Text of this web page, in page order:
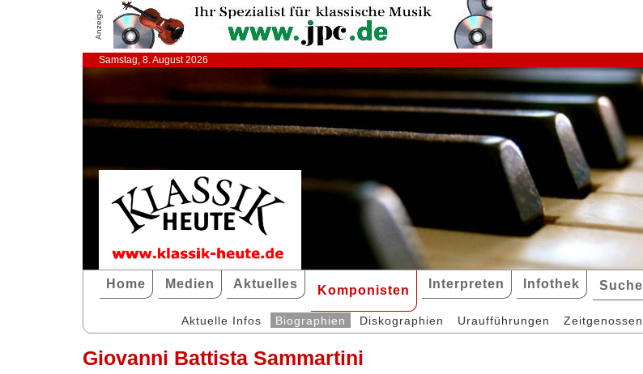
Anzeige
Samstag, 8. August 2026
Home Medien Aktuelles Komponisten Interpreten Infothek Suche
Aktuelle Infos Biographien Diskographien Uraufführungen Zeitgenossen
Giovanni Battista Sammartini